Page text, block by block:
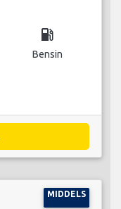
local_gas_station
Bensin
MIDDELS